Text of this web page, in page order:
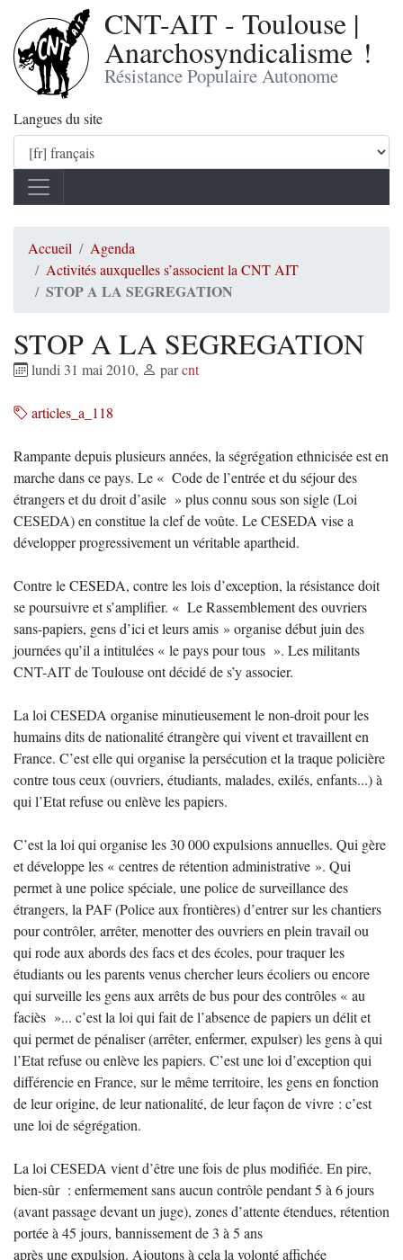
CNT-AIT - Toulouse |
Anarchosyndicalisme !
Résistance Populaire Autonome
Langues du site
Accueil
Agenda
Activités auxquelles s’associent la CNT AIT
STOP A LA SEGREGATION
STOP A LA SEGREGATION
lundi 31 mai 2010, parcnt
articles_a_118
Rampante depuis plusieurs années, la ségrégation ethnicisée est en
marche dans ce pays. Le « Code de l’entrée et du séjour des
étrangers et du droit d’asile » plus connu sous son sigle (Loi
CESEDA) en constitue la clef de voûte. Le CESEDA vise a
développer progressivement un véritable apartheid.
Contre le CESEDA, contre les lois d’exception, la résistance doit
se poursuivre et s’amplifier. « Le Rassemblement des ouvriers
sans-papiers, gens d’ici et leurs amis » organise début juin des
journées qu’il a intitulées « le pays pour tous ». Les militants
CNT-AIT de Toulouse ont décidé de s’y associer.
La loi CESEDA organise minutieusement le non-droit pour les
humains dits de nationalité étrangère qui vivent et travaillent en
France. C’est elle qui organise la persécution et la traque policière
contre tous ceux (ouvriers, étudiants, malades, exilés, enfants...) à
qui l’Etat refuse ou enlève les papiers.
C’est la loi qui organise les 30 000 expulsions annuelles. Qui gère
et développe les « centres de rétention administrative ». Qui
permet à une police spéciale, une police de surveillance des
étrangers, la PAF (Police aux frontières) d’entrer sur les chantiers
pour contrôler, arrêter, menotter des ouvriers en plein travail ou
qui rode aux abords des facs et des écoles, pour traquer les
étudiants ou les parents venus chercher leurs écoliers ou encore
qui surveille les gens aux arrêts de bus pour des contrôles « au
faciès »... c’est la loi qui fait de l’absence de papiers un délit et
qui permet de pénaliser (arrêter, enfermer, expulser) les gens à qui
l’Etat refuse ou enlève les papiers. C’est une loi d’exception qui
différencie en France, sur le même territoire, les gens en fonction
de leur origine, de leur nationalité, de leur façon de vivre : c’est
une loi de ségrégation.
La loi CESEDA vient d’être une fois de plus modifiée. En pire,
bien-sûr : enfermement sans aucun contrôle pendant 5 à 6 jours
(avant passage devant un juge), zones d’attente étendues, rétention
portée à 45 jours, bannissement de 3 à 5 ans
après une expulsion. Ajoutons à cela la volonté affichée